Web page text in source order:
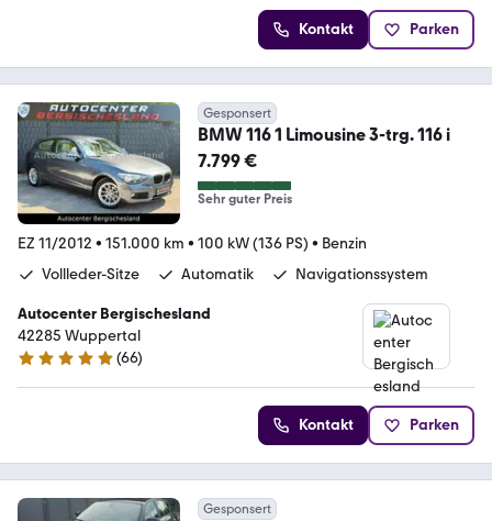
Kontakt Parken
Gesponsert
BMW 116 1 Limousine 3-trg. 116 i
7.799 €
Sehr guter Preis
EZ 11/2012 • 151.000 km • 100 kW (136 PS) • Benzin
Vollleder-Sitze
Automatik Navigationssystem
Autocenter Bergischesland
42285 Wuppertal
4.8 Sterne
(66)
Kontakt Parken
Gesponsert